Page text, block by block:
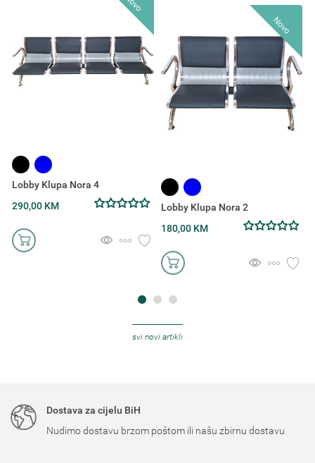
Lobby Klupa Nora 4
290,00 KM
Novo
Lobby Klupa Nora 2
180,00 KM
svi novi artikli
Dostava za cijelu BiH
Nudimo dostavu brzom poštom ili našu zbirnu dostavu
Izradite listu želja Poništi